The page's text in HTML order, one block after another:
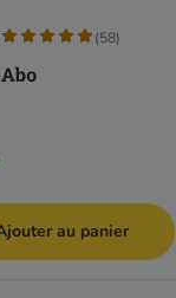
(58)
au panier